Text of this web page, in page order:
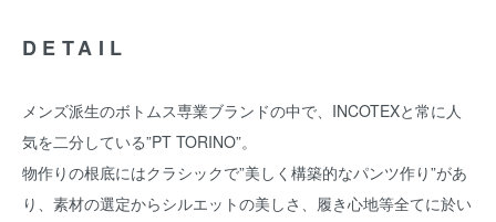
DETAIL
メンズ派生のボトムス専業ブランドの中で、INCOTEXと常に人
気を二分している”PT TORINO”。
物作りの根底にはクラシックで”美しく構築的なパンツ作り”があ
り、素材の選定からシルエットの美しさ、履き心地等全てに於い